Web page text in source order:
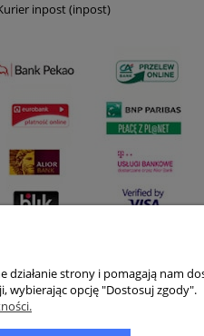
inpost(inpost)
Płatności
strony i pomagają nam
wybierając opcję "Dostosuj zgody".